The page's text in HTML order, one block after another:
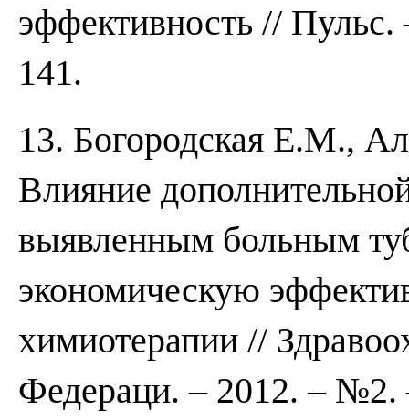
эффективность //
141.
13. Богородская Е.М.,
Влияние
выявленным больным
экономическую
химиотерапии //
Федераци. – 2012. – №2.